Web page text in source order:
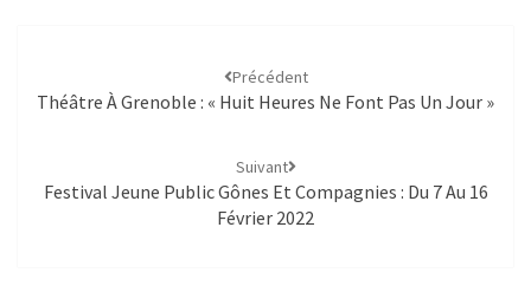
Précédent
Théâtre À Grenoble : « Huit Heures Ne Font Pas Un Jour »
Suivant
Festival Jeune Public Gônes Et Compagnies : Du 7 Au 16
Février 2022